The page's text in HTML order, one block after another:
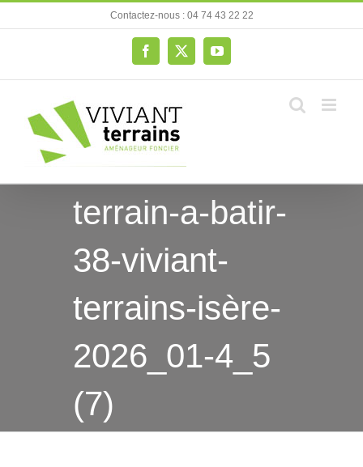
au
Contactez-nous : 04 74 43 22 22
Facebook
X YouTube
terrain-a-batir-
38-viviant-
terrains-isère-
2026_01-4_5
(7)